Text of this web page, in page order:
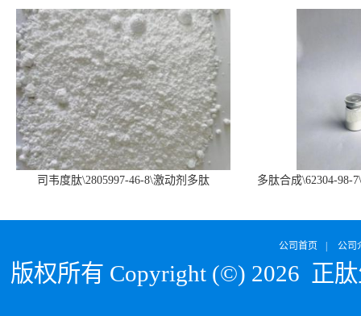
司韦度肽\2805997-46-8\激动剂多肽
多肽合成\62304-98-
公司首页 公司
版权所有 Copyright (©) 2026 正